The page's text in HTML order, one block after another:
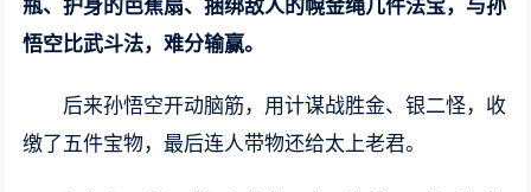
瓶、护身的芭蕉扇、捆绑敌人的幌金绳几件法宝，与孙
悟空比武斗法，难分输赢。
后来孙悟空开动脑筋，用计谋战胜金、银二怪，收
缴了五件宝物，最后连人带物还给太上老君。